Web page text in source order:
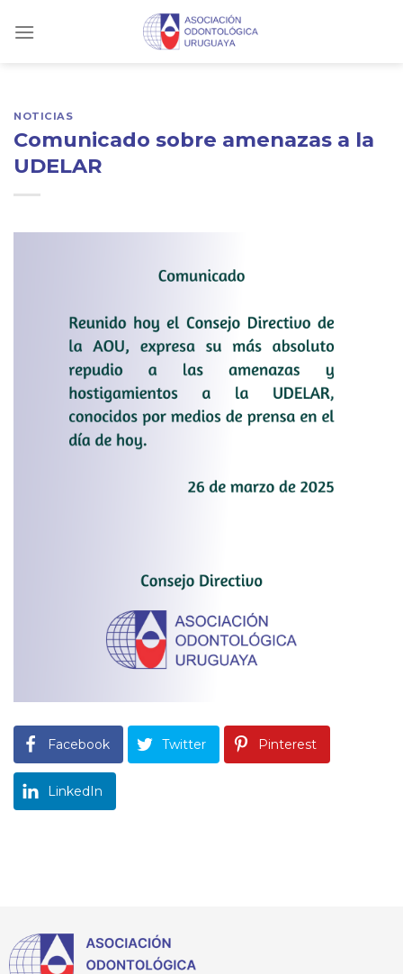
NOTICIAS
Comunicado sobre amenazas a la
UDELAR
Facebook Twitter Pinterest
LinkedIn